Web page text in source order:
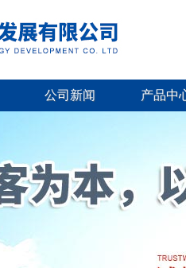
公司新闻 产品中